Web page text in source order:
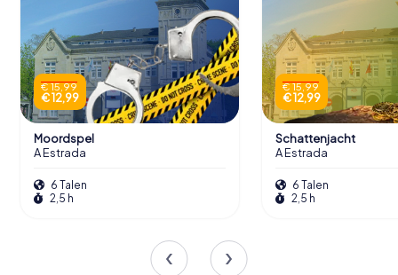
€ 15,99
€ 12,99
Moordspel
A Estrada
6 Talen
2,5 h
€ 15,99
€ 12,99
Schattenjacht
A Estrada
6 Talen
2,5 h